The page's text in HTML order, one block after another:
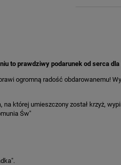
to prawdziwy podarunek od serca
ogromną radość obdarowanemu!
na której umieszczony został krzyż,
Św"